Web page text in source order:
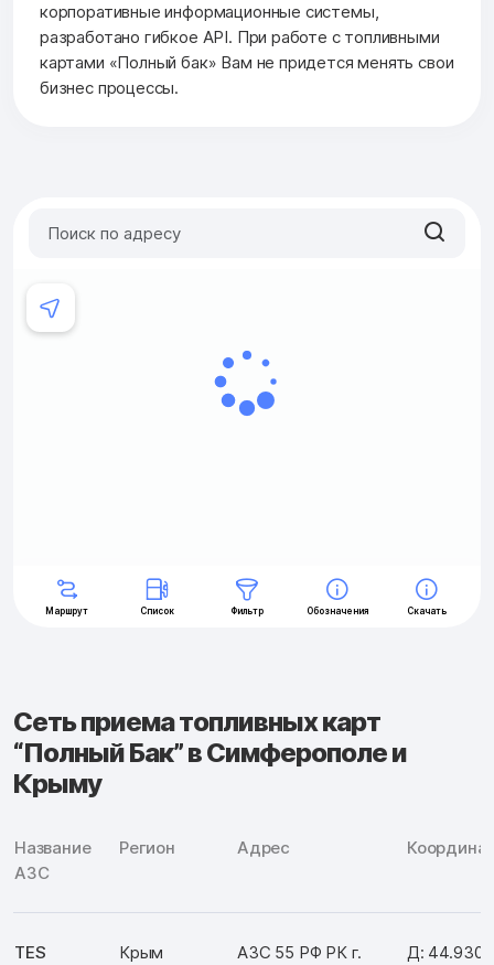
корпоративные информационные системы,
разработано гибкое API. При работе с топливными
картами «Полный бак» Вам не придется менять свои
бизнес процессы.
Сеть приема топливных карт
“Полный Бак” в Симферополе и
Крыму
Название
АЗС
Регион Адрес
TES
Крым
АЗС 55 РФ РК г.
Д: